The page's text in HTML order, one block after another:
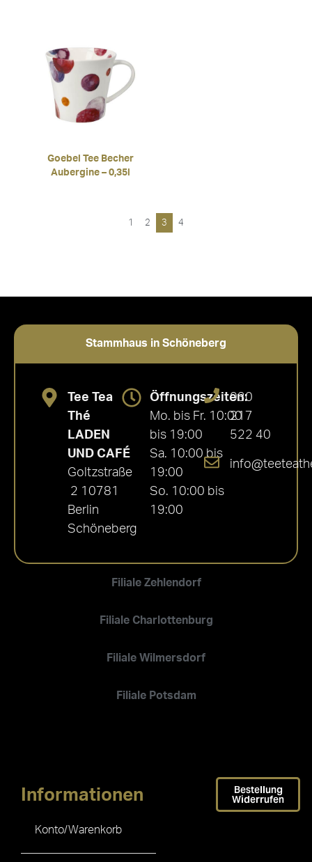
Goebel Tee Becher
Aubergine – 0,35l
1 2 3 4
Stammhaus in Schöneberg
Filiale Zehlendorf
Filiale Charlottenburg
Filiale Wilmersdorf
Filiale Potsdam
Tee Tea
Thé
LADEN
UND CAFÉ
Goltzstraße
2 10781
Berlin
Schöneberg
Öffnungszeiten:
Mo. bis Fr. 10:00
bis 19:00
Sa. 10:00 bis
19:00
So. 10:00 bis
19:00
030
217
522 40
Informationen
Konto/Warenkorb
Bestellung
Widerrufen